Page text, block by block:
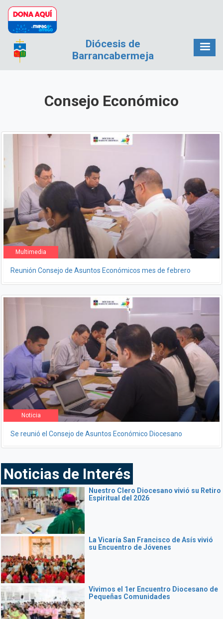
Pasar al contenido principal
Diócesis de
Barrancabermeja
Consejo Económico
Multimedia
Reunión Consejo de Asuntos Económicos mes de febrero
Noticia
Se reunió el Consejo de Asuntos Económico Diocesano
Noticias de Interés
Nuestro Clero Diocesano vivió su Retiro
Espiritual del 2026
La Vicaría San Francisco de Asís vivió
su Encuentro de Jóvenes
Vivimos el 1er Encuentro Diocesano de
Pequeñas Comunidades